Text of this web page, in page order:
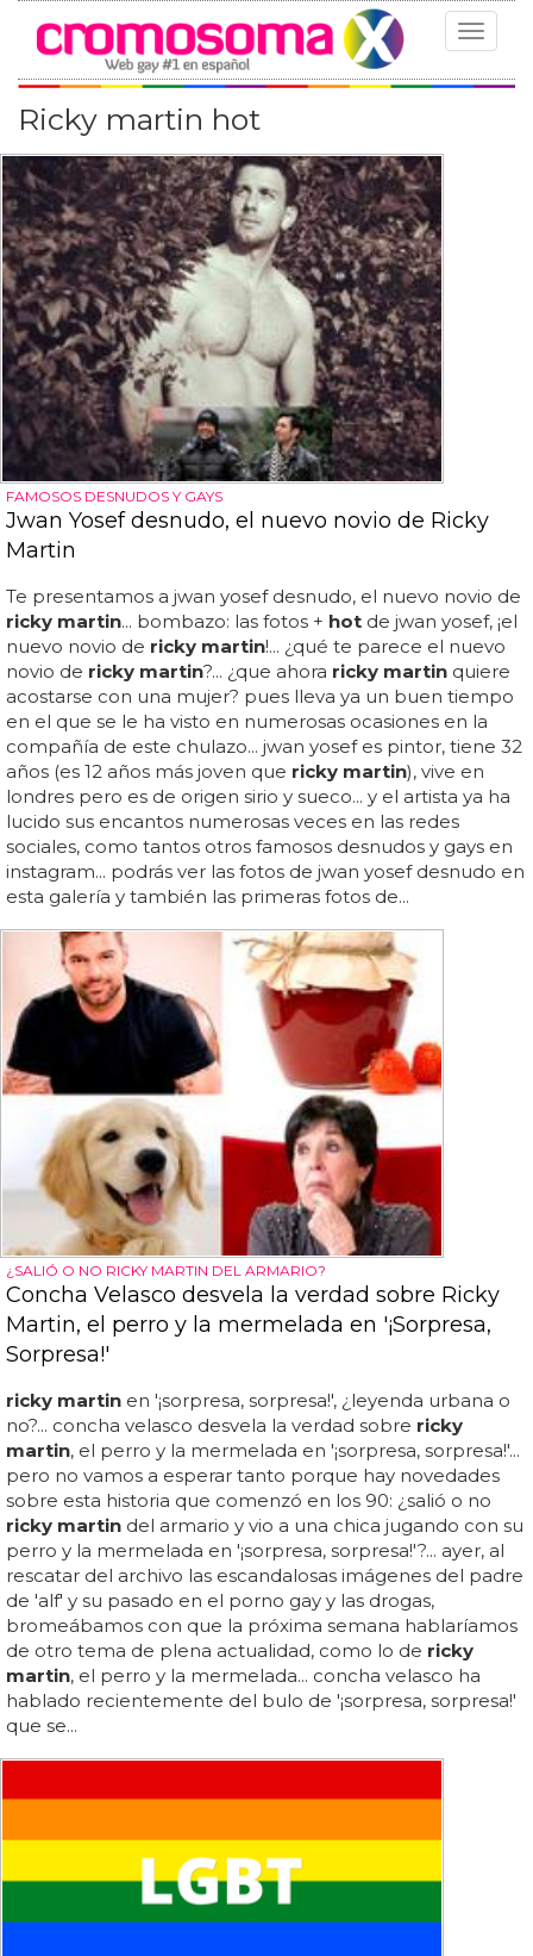
Toggle
Ricky martin hot
FAMOSOS DESNUDOS Y GAYS
Jwan Yosef desnudo, el nuevo novio de Ricky
Martin
Te presentamos a jwan yosef desnudo, el nuevo novio de
ricky martin... bombazo: las fotos + hot de jwan yosef, ¡el
nuevo novio de ricky martin!... ¿qué te parece el nuevo
novio de ricky martin?... ¿que ahora ricky martin quiere
acostarse con una mujer? pues lleva ya un buen tiempo
en el que se le ha visto en numerosas ocasiones en la
compañía de este chulazo... jwan yosef es pintor, tiene 32
años (es 12 años más joven que ricky martin), vive en
londres pero es de origen sirio y sueco... y el artista ya ha
lucido sus encantos numerosas veces en las redes
sociales, como tantos otros famosos desnudos y gays en
instagram... podrás ver las fotos de jwan yosef desnudo en
esta galería y también las primeras fotos de...
¿SALIÓ O NO RICKY MARTIN DEL ARMARIO?
Concha Velasco desvela la verdad sobre Ricky
Martin, el perro y la mermelada en '¡Sorpresa,
Sorpresa!'
ricky martin en '¡sorpresa, sorpresa!', ¿leyenda urbana o
no?... concha velasco desvela la verdad sobre ricky
martin, el perro y la mermelada en '¡sorpresa, sorpresa!'...
pero no vamos a esperar tanto porque hay novedades
sobre esta historia que comenzó en los 90: ¿salió o no
ricky martin del armario y vio a una chica jugando con su
perro y la mermelada en '¡sorpresa, sorpresa!'?... ayer, al
rescatar del archivo las escandalosas imágenes del padre
de 'alf' y su pasado en el porno gay y las drogas,
bromeábamos con que la próxima semana hablaríamos
de otro tema de plena actualidad, como lo de ricky
martin, el perro y la mermelada... concha velasco ha
hablado recientemente del bulo de '¡sorpresa, sorpresa!'
que se...